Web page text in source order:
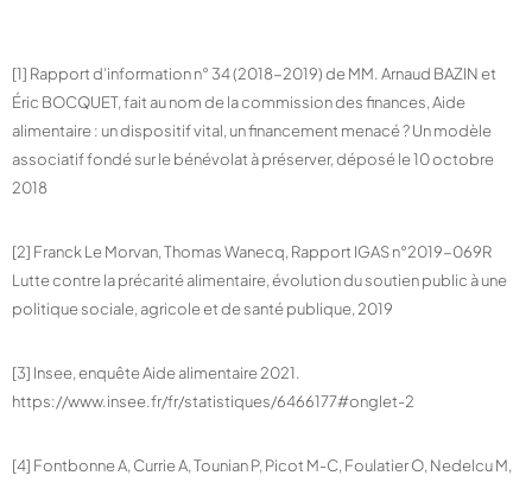
[1] Rapport d’information n° 34 (2018-2019) de MM. Arnaud BAZIN et
Éric BOCQUET, fait au nom de la commission des finances, Aide
alimentaire : un dispositif vital, un financement menacé ? Un modèle
associatif fondé sur le bénévolat à préserver, déposé le 10 octobre
2018
[2] Franck Le Morvan, Thomas Wanecq, Rapport IGAS n°2019-069R
Lutte contre la précarité alimentaire, évolution du soutien public à une
politique sociale, agricole et de santé publique, 2019
[3] Insee, enquête Aide alimentaire 2021.
https://www.insee.fr/fr/statistiques/6466177#onglet-2
[4] Fontbonne A, Currie A, Tounian P, Picot M-C, Foulatier O, Nedelcu M,